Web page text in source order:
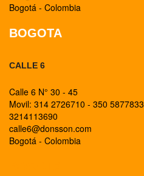
Bogotá - Colombia
BOGOTA
CALLE 6
Calle 6 N° 30 - 45
Movil: 314 2726710 - 350 5877833
3214113690
calle6@donsson.com
Bogotá - Colombia